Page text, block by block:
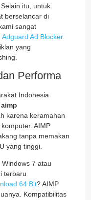
itu, untuk
berselancar di
sangat
Adguard Ad Blocker
yang
Performa
Indonesia
karena keramahan
AIMP
tanpa memakan
yang tinggi.
7 atau
terbaru
64 Bit? AIMP
Kompatibilitas